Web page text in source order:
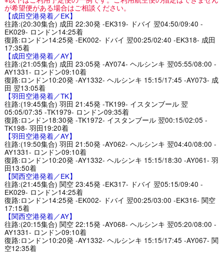
が希望便がある場合はご相談ください。
【成田空港発着／EK】
往路:(20:30集合) 成田 22:30発 -EK319- ドバイ 翌04:50/09:40 -
EK029- ロンドン14:25着
復路:ロンドン14:25発 -EK002- ドバイ 翌00:25/02:40 -EK318- 成田
17:35着
【成田空港発着／AY】
往路:(21:05集合) 成田 23:05発 -AY074- ヘルシンキ 翌05:55/08:00 -
AY1331- ロンドン09:10着
復路:ロンドン10:20発 -AY1332- ヘルシンキ 15:15/17:45 -AY073- 成
田 翌13:05着
【羽田空港発着／TK】
往路:(19:45集合) 羽田 21:45発 -TK199- イスタンブール 翌
05:05/07:35 -TK1979- ロンドン09:35着
復路:ロンドン18:30発 -TK1972- イスタンブール 翌00:15/02:05 -
TK198- 羽田19:20着
【羽田空港発着／AY】
往路:(19:50集合) 羽田 21:50発 -AY062- ヘルシンキ 翌04:40/08:00 -
AY1331- ロンドン09:10着
復路:ロンドン10:20発 -AY1332- ヘルシンキ 15:15/18:30 -AY061- 羽
田13:50着
【関西空港発着／EK】
往路:(21:45集合) 関空 23:45発 -EK317- ドバイ 翌05:15/09:40 -
EK029- ロンドン14:25着
復路:ロンドン14:25発 -EK002- ドバイ 翌00:25/03:00 -EK316- 関空
17:15着
【関西空港発着／AY】
往路:(20:15集合) 関空 22:15発 -AY068- ヘルシンキ 翌05:20/08:00 -
AY1331- ロンドン09:10着
復路:ロンドン10:20発 -AY1332- ヘルシンキ 15:15/17:45 -AY067- 関
空12:35着